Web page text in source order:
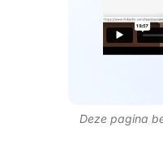
Deze pagina